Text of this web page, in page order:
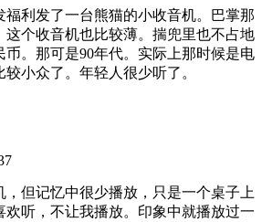
福利发了一台熊猫的小收音机。巴掌那
这个收音机也比较薄。揣兜里也不占地
币。那可是90年代。实际上那时候是电
小众了。年轻人很少听了。
但记忆中很少播放，只是一个桌子上
欢听，不让我播放。印象中就播放过一